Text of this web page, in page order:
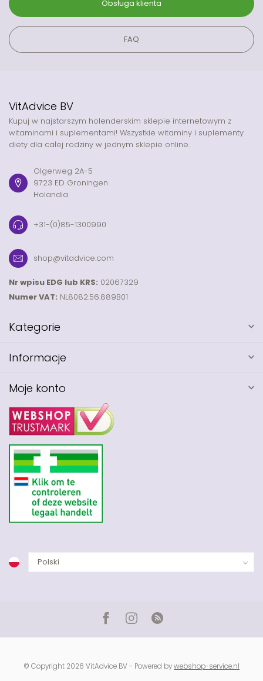
Obsługa klienta
FAQ
VitAdvice BV
Kupuj w najstarszym holenderskim sklepie internetowym z
witaminami i suplementami! Wszystkie witaminy i suplementy
diety dla całej rodziny w jednym sklepie online.
Olgerweg 2A-5
9723 ED Groningen
Holandia
+31-(0)85-1300990
shop@vitadvice.com
Nr wpisu EDG lub KRS: 02067329
Numer VAT: NL8082.56.889B01
Kategorie
Informacje
Moje konto
© Copyright 2026 VitAdvice BV - Powered bywebshop-service.nl